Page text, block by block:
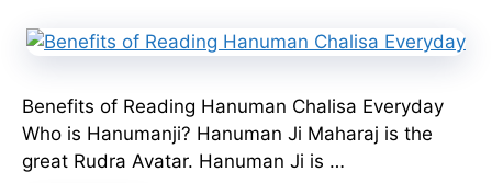
Benefits of Reading Hanuman Chalisa Everyday
Who is Hanumanji? Hanuman Ji Maharaj is the
great Rudra Avatar. Hanuman Ji is …